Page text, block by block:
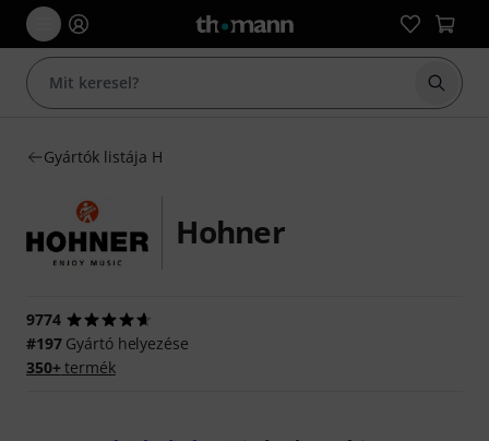
Gyártók listája H
Hohner
9774
#197Gyártó helyezése
350+termék